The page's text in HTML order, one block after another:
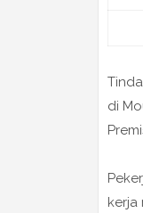
di
kerja